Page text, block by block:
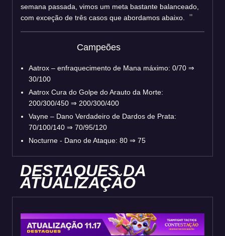
semana passada, vimos um meta bastante balanceado,
com exceção de três casos que abordamos abaixo.
Campeões
Aatrox – enfraquecimento de Mana máximo: 0/70 ⇒
30/100
Aatrox Cura do Golpe do Arauto da Morte:
200/300/450 ⇒ 200/300/400
Vayne – Dano Verdadeiro de Dardos de Prata:
70/100/140 ⇒ 70/95/120
Nocturne - Dano de Ataque: 80 ⇒ 75
DESTAQUES DA
ATUALIZAÇÃO